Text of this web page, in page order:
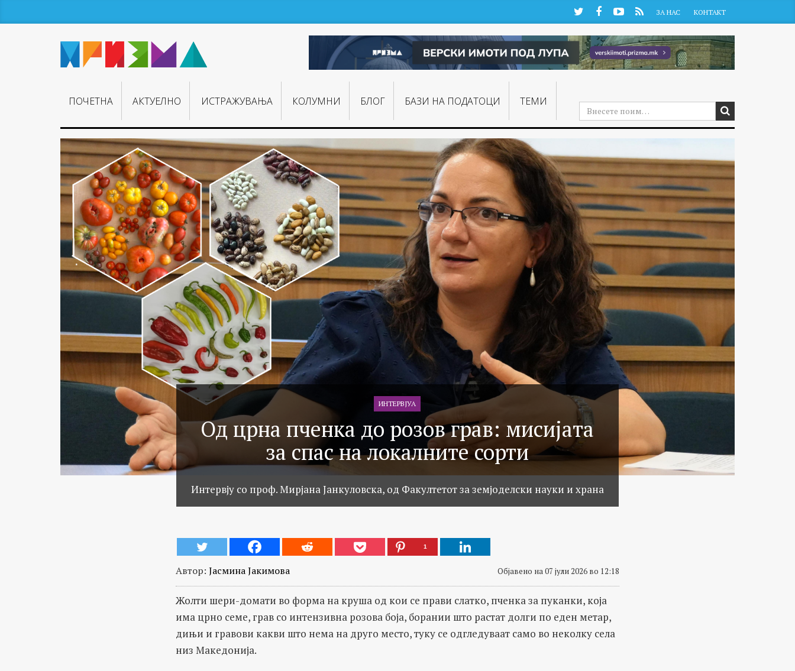
TwitterFacebookYouTube
RSS ЗА НАС КОНТАКТ
ПОЧЕТНА АКТУЕЛНО ИСТРАЖУВАЊA КОЛУМНИ БЛОГ БАЗИ НА ПОДАТОЦИ ТЕМИ
ИНТЕРВЈУА
Од црна пченка до розов грав: мисијата
за спас на локалните сорти
Интервју со проф. Мирјана Јанкуловска, од Факултетот за земјоделски науки и храна
1
Автор: Јасмина Јакимова Објавено на 07 јули 2026 во 12:18
Жолти шери-домати во форма на круша од кои се прави слатко, пченка за пуканки, која
има црно семе, грав со интензивна розова боја, борании што растат долги по еден метар,
дињи и гравови какви што нема на друго место, туку се одгледуваат само во неколку села
низ Македонија.